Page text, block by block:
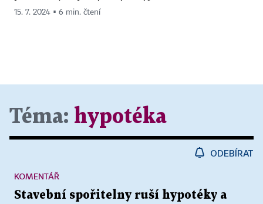
15. 7. 2024 ▪ 6 min. čtení
Téma: hypotéka
ODEBÍRAT
Stavební spořitelny ruší hypotéky a
KOMENTÁŘ